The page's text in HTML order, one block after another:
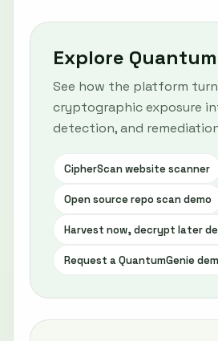
Explore
See how the platform
cryptographic exposure
detection, and
CipherScan website scanner
Open source repo scan demo
Harvest now, decrypt later
Request a QuantumGenie